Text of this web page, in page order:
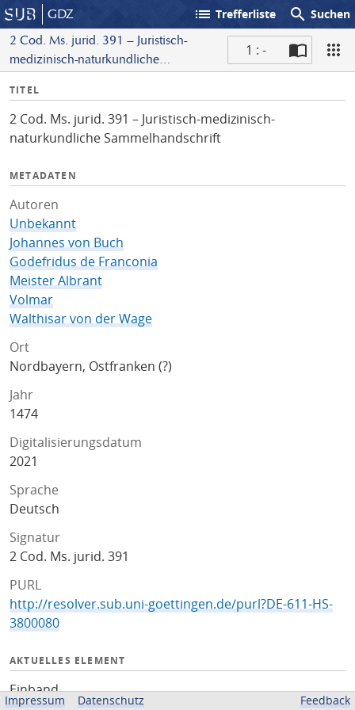
GDZ list Trefferliste search Suchen
2 Cod. Ms. jurid. 391 – Juristisch-
medizinisch-naturkundliche
1 : -
I
f
o
TITEL
2 Cod. Ms. jurid. 391 – Juristisch-medizinisch-
naturkundliche Sammelhandschrift
METADATEN
Autoren
Unbekannt
Johannes von Buch
Godefridus de Franconia
Meister Albrant
Volmar
Walthisar von der Wage
Ort
Nordbayern, Ostfranken (?)
Jahr
1474
Digitalisierungsdatum
2021
Sprache
Deutsch
Signatur
2 Cod. Ms. jurid. 391
PURL
http://resolver.sub.uni-goettingen.de/purl?DE-611-HS-
3800080
AKTUELLES ELEMENT
Einband
Impressum Datenschutz Feedback